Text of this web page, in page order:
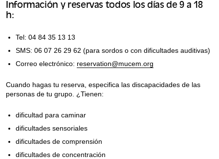
Información y reservas todos los días de 9 a 18
h:
Tel: 04 84 35 13 13
SMS: 06 07 26 29 62 (para sordos o con dificultades auditivas)
Correo electrónico: reservation@mucem.org
Cuando hagas tu reserva, especifica las discapacidades de las
personas de tu grupo. ¿Tienen:
dificultad para caminar
dificultades sensoriales
dificultades de comprensión
dificultades de concentración